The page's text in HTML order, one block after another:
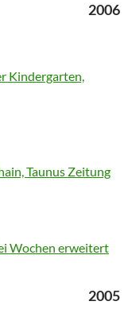
2006
Kindergarten,
Taunus Zeitung
Wochen erweitert
2005